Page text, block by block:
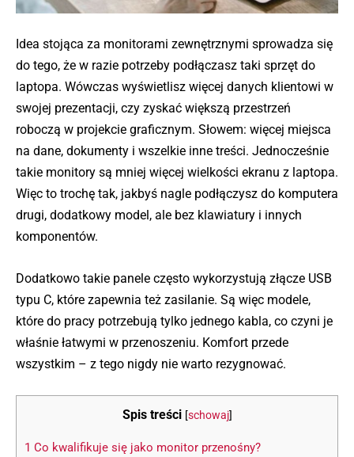
Idea stojąca za monitorami zewnętrznymi sprowadza się
do tego, że w razie potrzeby podłączasz taki sprzęt do
laptopa. Wówczas wyświetlisz więcej danych klientowi w
swojej prezentacji, czy zyskać większą przestrzeń
roboczą w projekcie graficznym. Słowem: więcej miejsca
na dane, dokumenty i wszelkie inne treści. Jednocześnie
takie monitory są mniej więcej wielkości ekranu z laptopa.
Więc to trochę tak, jakbyś nagle podłączysz do komputera
drugi, dodatkowy model, ale bez klawiatury i innych
komponentów.
Dodatkowo takie panele często wykorzystują złącze USB
typu C, które zapewnia też zasilanie. Są więc modele,
które do pracy potrzebują tylko jednego kabla, co czyni je
właśnie łatwymi w przenoszeniu. Komfort przede
wszystkim – z tego nigdy nie warto rezygnować.
Spis treści [schowaj]
1 Co kwalifikuje się jako monitor przenośny?